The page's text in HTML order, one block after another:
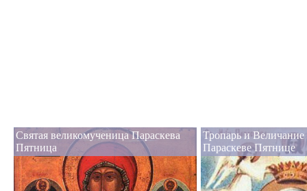
Святая великомученица Параскева
Пятница
Тропарь и Величание
Параскеве Пятнице